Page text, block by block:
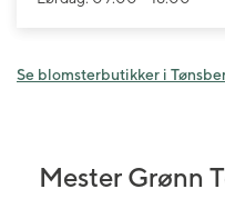
Se blomsterbutikker i
Mester Grønn